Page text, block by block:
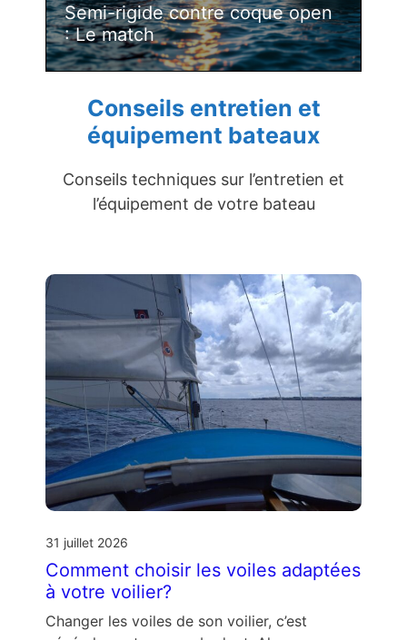
Semi-rigide contre coque open
: Le match
Conseils entretien et
équipement bateaux
Conseils techniques sur l’entretien et
l’équipement de votre bateau
31 juillet 2026
Comment choisir les voiles adaptées
à votre voilier?
Changer les voiles de son voilier, c’est